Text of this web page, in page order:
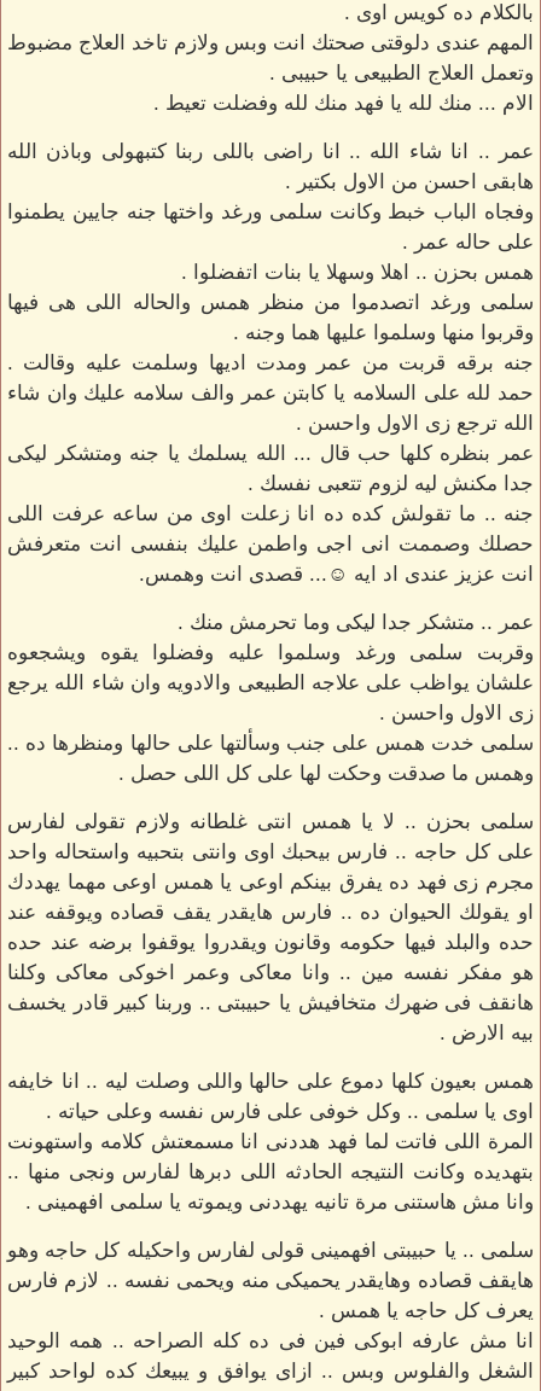
بالكلام ده كويس اوى .
المهم عندى دلوقتى صحتك انت وبس ولازم تاخد العلاج مضبوط
وتعمل العلاج الطبيعى يا حبيبى .
الام ... منك لله يا فهد منك لله وفضلت تعيط .
عمر .. انا شاء الله .. انا راضى باللى ربنا كتبهولى وباذن الله
هابقى احسن من الاول بكتير .
وفجاه الباب خبط وكانت سلمى ورغد واختها جنه جايين يطمنوا
على حاله عمر .
همس بحزن .. اهلا وسهلا يا بنات اتفضلوا .
سلمى ورغد اتصدموا من منظر همس والحاله اللى هى فيها
وقربوا منها وسلموا عليها هما وجنه .
جنه برقه قربت من عمر ومدت اديها وسلمت عليه وقالت .
حمد لله على السلامه يا كابتن عمر والف سلامه عليك وان شاء
الله ترجع زى الاول واحسن .
عمر بنظره كلها حب قال ... الله يسلمك يا جنه ومتشكر ليكى
جدا مكنش ليه لزوم تتعبى نفسك .
جنه .. ما تقولش كده ده انا زعلت اوى من ساعه عرفت اللى
حصلك وصممت انى اجى واطمن عليك بنفسى انت متعرفش
انت عزيز عندى اد ايه ☺... قصدى انت وهمس.
عمر .. متشكر جدا ليكى وما تحرمش منك .
وقربت سلمى ورغد وسلموا عليه وفضلوا يقوه ويشجعوه
علشان يواظب على علاجه الطبيعى والادويه وان شاء الله يرجع
زى الاول واحسن .
سلمى خدت همس على جنب وسألتها على حالها ومنظرها ده ..
وهمس ما صدقت وحكت لها على كل اللى حصل .
سلمى بحزن .. لا يا همس انتى غلطانه ولازم تقولى لفارس
على كل حاجه .. فارس بيحبك اوى وانتى بتحبيه واستحاله واحد
مجرم زى فهد ده يفرق بينكم اوعى يا همس اوعى مهما يهددك
او يقولك الحيوان ده .. فارس هايقدر يقف قصاده ويوقفه عند
حده والبلد فيها حكومه وقانون ويقدروا يوقفوا برضه عند حده
هو مفكر نفسه مين .. وانا معاكى وعمر اخوكى معاكى وكلنا
هانقف فى ضهرك متخافيش يا حبيبتى .. وربنا كبير قادر يخسف
بيه الارض .
همس بعيون كلها دموع على حالها واللى وصلت ليه .. انا خايفه
اوى يا سلمى .. وكل خوفى على فارس نفسه وعلى حياته .
المرة اللى فاتت لما فهد هددنى انا مسمعتش كلامه واستهونت
بتهديده وكانت النتيجه الحادثه اللى دبرها لفارس ونجى منها ..
وانا مش هاستنى مرة تانيه يهددنى ويموته يا سلمى افهمينى .
سلمى .. يا حبيبتى افهمينى قولى لفارس واحكيله كل حاجه وهو
هايقف قصاده وهايقدر يحميكى منه ويحمى نفسه .. لازم فارس
يعرف كل حاجه يا همس .
انا مش عارفه ابوكى فين فى ده كله الصراحه .. همه الوحيد
الشغل والفلوس وبس .. ازاى يوافق و يبيعك كده لواحد كبير